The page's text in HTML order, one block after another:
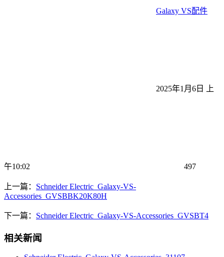
Galaxy VS配件
2025年1月6日 上
午10:02 497
上一篇： Schneider Electric_Galaxy-VS-
Accessories_GVSBBK20K80H
下一篇： Schneider Electric_Galaxy-VS-Accessories_GVSBT4
相关新闻